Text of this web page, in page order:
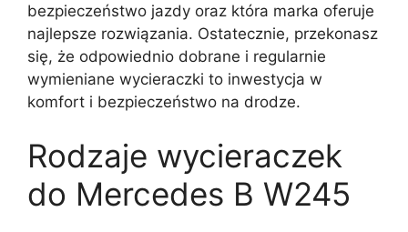
bezpieczeństwo jazdy oraz która marka oferuje
najlepsze rozwiązania. Ostatecznie, przekonasz
się, że odpowiednio dobrane i regularnie
wymieniane wycieraczki to inwestycja w
komfort i bezpieczeństwo na drodze.
Rodzaje wycieraczek
do Mercedes B W245